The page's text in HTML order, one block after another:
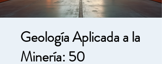
Geología Aplicada a la
Minería: 50